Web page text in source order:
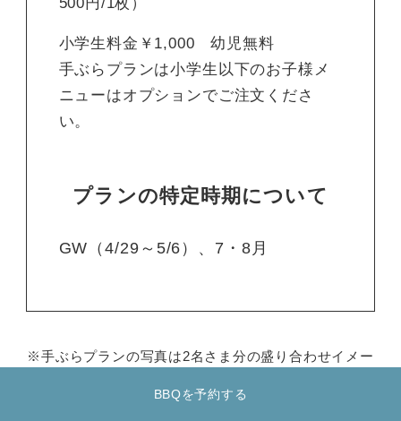
小学生料金￥1,000 幼児無料
手ぶらプランは⼩学⽣以下のお⼦様メ
ニューはオプションでご注⽂くださ
い。
プランの特定時期について
GW（4/29～5/6）、7・8月
手ぶらプランの写真は2名さま分の盛り合わせイメー
季節や仕⼊れ状況により内容が変更となる場合がご
BBQを予約する